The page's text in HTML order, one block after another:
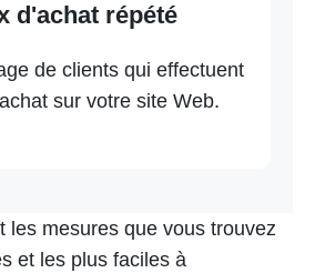
d'achat répété
de clients qui effectuent
sur votre site Web.
les mesures que vous trouvez
et les plus faciles à